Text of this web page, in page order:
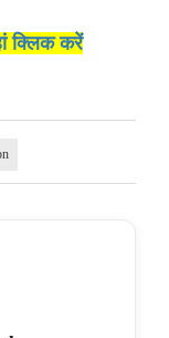
क्लिक करें